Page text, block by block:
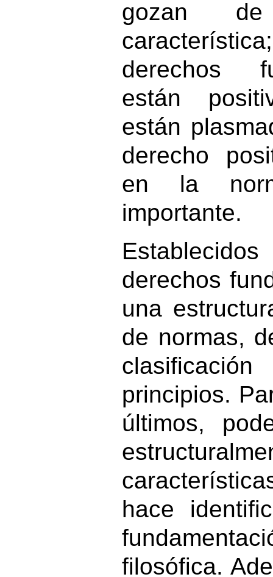
gozan
derechos
están
están
derecho
en la
importante.
derechos
una
de normas,
principios.
últimos,
hace
filosófica.